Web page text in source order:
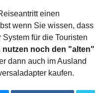
einen
wenn Sie wissen, dass
für die Touristen
nutzen noch den "alten"
dann auch im Ausland
kaufen.